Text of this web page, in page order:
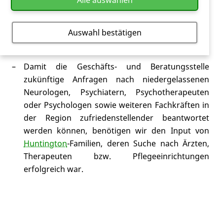
Beratungsstelle der Deutschen
fehlen die Informationen über alle Regionen in
Deutschland.
Damit die Geschäfts- und Beratungsstelle
zukünftige Anfragen nach niedergelassenen
Neurologen, Psychiatern, Psychotherapeuten
oder Psychologen sowie weiteren Fachkräften in
der Region zufriedenstellender beantwortet
werden können, benötigen wir den Input von
Huntington-Familien, deren Suche nach Ärzten,
Therapeuten bzw. Pflegeeinrichtungen
erfolgreich war.
Auswahl bestätigen